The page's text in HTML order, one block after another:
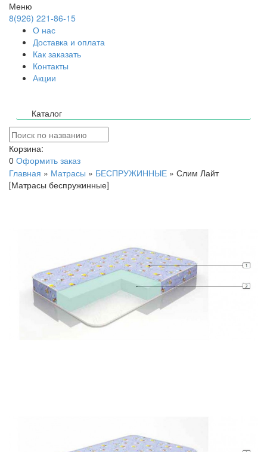
Меню
8(926) 221-86-15
О нас
Доставка и оплата
Как заказать
Контакты
Акции
Каталог
Корзина:
0 Оформить заказ
Главная » Матрасы » БЕСПРУЖИННЫЕ » Слим Лайт
[Матрасы беспружинные]